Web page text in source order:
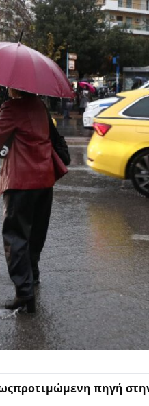
προτιμώμενη πηγή